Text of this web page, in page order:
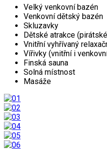
Velký venkovní bazén
Venkovní dětský bazén
Skluzavky
Dětské atrakce
Vnitřní vyhřívaný
Vířivky (vnitřní i
Finská sauna
Solná místnost
Masáže